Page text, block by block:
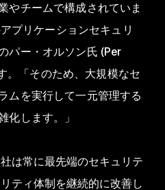
やチームで構成されていま
プリケーションセキュリ
パー・オルソン氏 (Per
。「そのため、大規模なセ
ムを実行して一元管理する
化します。」
は常に最先端のセキュリテ
ティ体制を継続的に改善し